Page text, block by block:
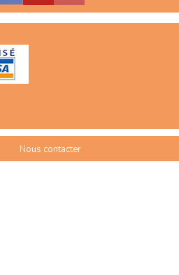
Nous contacter